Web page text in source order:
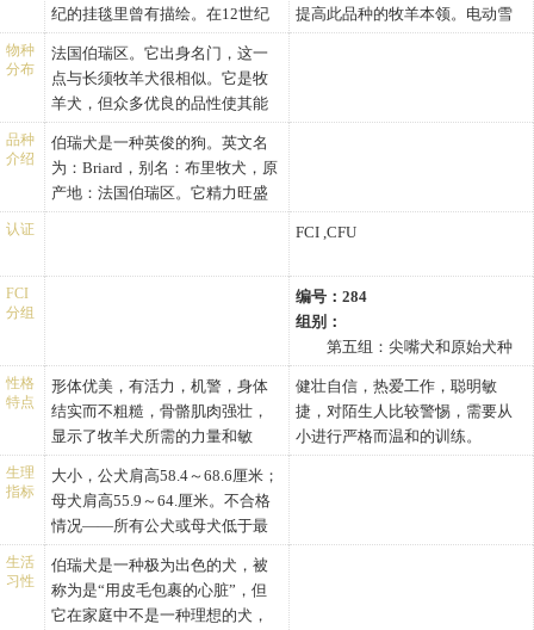
立且平行，特别要强调是与头部
平行，当警惕时，耳朵会转向脸
部，耳朵张开，且有长长的毛发
垂落。剪耳在耳朵根部宽而长，
逐渐变细，尖端圆。口吻被髭须
和胡须覆盖，稍微哟点宽，末端
形成直角形
纪的挂毯里曾有描绘。在12世纪
的文献里也被提到过。该品种的
准确的描述是在14～16世纪期
间。在早期，伯瑞犬用来保护货
物，免遭狼抢和被偷，但是在法
国革命之后，由于土地的划分和
人口数量的增加，伯瑞犬开始转
变其功能而用于一些更为和平的
任务，如看护家禽，保持羊群在
伯瑞犬并不就像其名字，起源于
伯瑞省。很多权威人士声称，“伯
瑞牧羊犬”是叫“Chien d＇
Aubry”的一个变种，这来源于14
世纪的一个故事，当时奥伯瑞·德·
莫迪迭建立了一个教堂以纪念他
勇敢的犬挽救了他儿子的生命(该
犬被认为是伯瑞犬)。
1897年一个牧羊犬爱好者俱乐部
第一次制定了伯瑞犬的标准。在
1909年一个法国社团宣布伯瑞犬
提高此品种的牧羊本领。电动雪
橇出现前，土著人专门用这种犬
物种
分布
法国伯瑞区。它出身名门，这一
点与长须牧羊犬很相似。它是牧
羊犬，但众多优良的品性使其能
胜任更多的工作，当然也可作为
伴侣犬成为宠物。
品种
介绍
伯瑞犬是一种英俊的狗。英文名
为：Briard，别名：布里牧犬，原
产地：法国伯瑞区。它精力旺盛
且警惕，强壮但不粗糙，骨骼强
认证 FCI ,CFU
FCI
分组
编号：284
组别：
第五组：尖嘴犬和原始犬种
组
身高：
雄性芬兰驯鹿犬肩高16.9-
21.3英寸（43.0-54.0厘米）
雄性芬兰驯鹿犬体重59.5-
性格
特点
形体优美，有活力，机警，身体
结实而不粗糙，骨骼肌肉强壮，
显示了牧羊犬所需的力量和敏
捷，若缺少这些特性或被毛遮蔽
应视为缺陷。
健壮自信，热爱工作，聪明敏
捷，对陌生人比较警惕，需要从
小进行严格而温和的训练。
生理
指标
大小，公犬肩高58.4～68.6厘米；
母犬肩高55.9～64.厘米。不合格
情况——所有公犬或母犬低于最
小值。比例——公犬的体长(从肩
端到臀端的距离)等于或略大于肩
高，母犬可能稍长一些。
生活
习性
伯瑞犬是一种极为出色的犬，被
称为是“用皮毛包裹的心脏”，但
它在家庭中不是一种理想的犬，